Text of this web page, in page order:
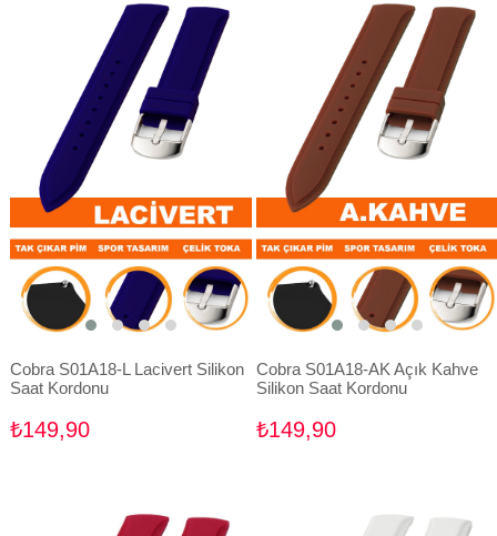
Cobra S01A18-L Lacivert Silikon
Saat Kordonu
₺149,90
Cobra S01A18-AK Açık Kahve
Silikon Saat Kordonu
₺149,90